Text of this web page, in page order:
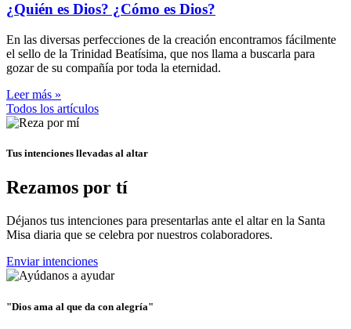
¿Quién es Dios? ¿Cómo es Dios?
En las diversas perfecciones de la creación encontramos fácilmente
el sello de la Trinidad Beatísima, que nos llama a buscarla para
gozar de su compañía por toda la eternidad.
Leer más »
Todos los artículos
Tus intenciones llevadas al altar
Rezamos por tí
Déjanos tus intenciones para presentarlas ante el altar en la Santa
Misa diaria que se celebra por nuestros colaboradores.
Enviar intenciones
"Dios ama al que da con alegría"